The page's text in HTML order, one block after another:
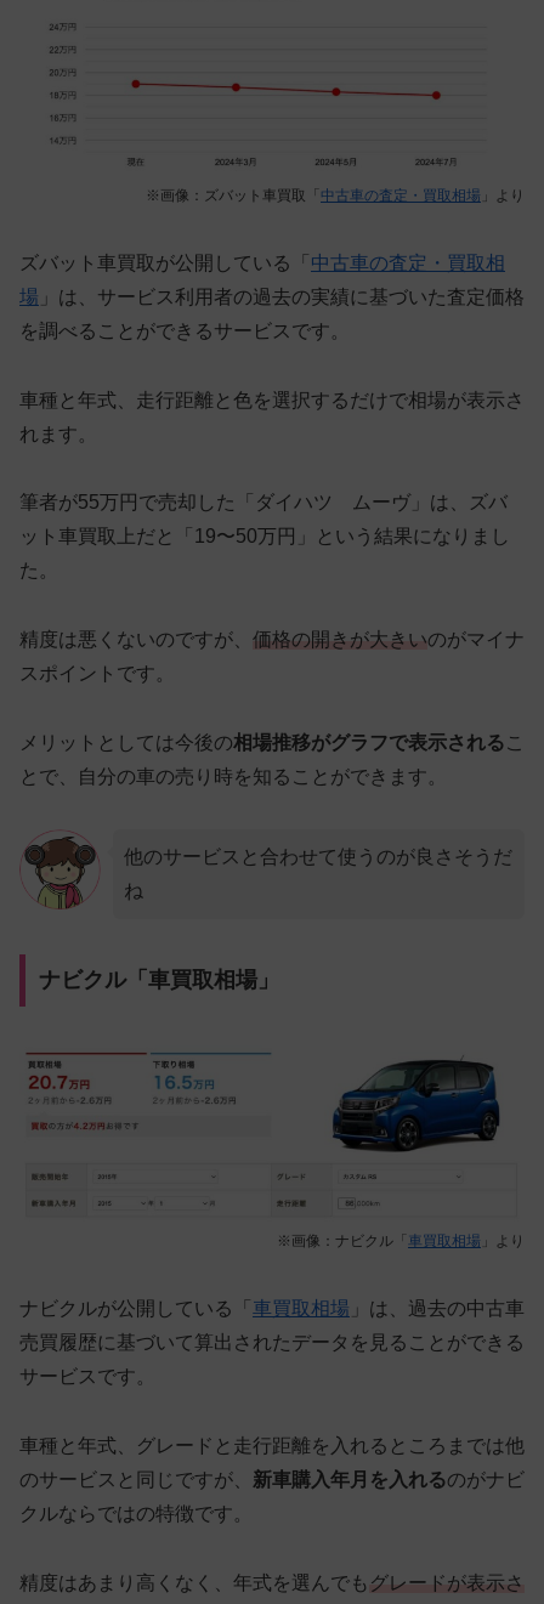
※画像：ズバット車買取「 中古車の査定・買取相場 」より
ズバット車買取が公開している「 中古車の査定・買取相
場 」は、サービス利用者の過去の実績に基づいた査定価格
を調べることができるサービスです。
車種と年式、走行距離と色を選択するだけで相場が表示さ
れます。
筆者が55万円で売却した「ダイハツ ムーヴ」は、ズバ
ット車買取上だと「19〜50万円」という結果になりまし
た。
精度は悪くないのですが、 価格の開きが大きいのがマイナ
スポイントです。
メリットとしては今後の相場推移がグラフで表示されるこ
とで、自分の車の売り時を知ることができます。
他のサービスと合わせて使うのが良さそうだ
ね
ナビクル「車買取相場」
※画像：ナビクル「 車買取相場 」より
ナビクルが公開している「 車買取相場 」は、過去の中古車
売買履歴に基づいて算出されたデータを見ることができる
サービスです。
車種と年式、グレードと走行距離を入れるところまでは他
のサービスと同じですが、 新車購入年月を入れるのがナビ
クルならではの特徴です。
精度はあまり高くなく、年式を選んでも グレードが表示さ